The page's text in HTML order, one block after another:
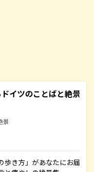
イツのことばと絶景
景
歩き方」があなたにお届